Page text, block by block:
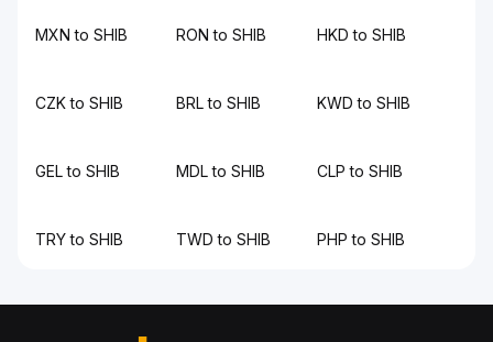
MXN to SHIB RON to SHIB HKD to SHIB
CZK to SHIB BRL to SHIB KWD to SHIB
GEL to SHIB MDL to SHIB CLP to SHIB
TRY to SHIB TWD to SHIB PHP to SHIB